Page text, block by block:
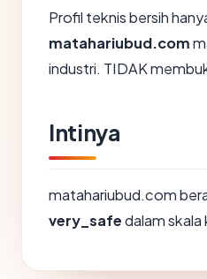
Profil teknis bersih
matahariubud.com
industri. TIDAK
Intinya
matahariubud.com
very_safedalam skala